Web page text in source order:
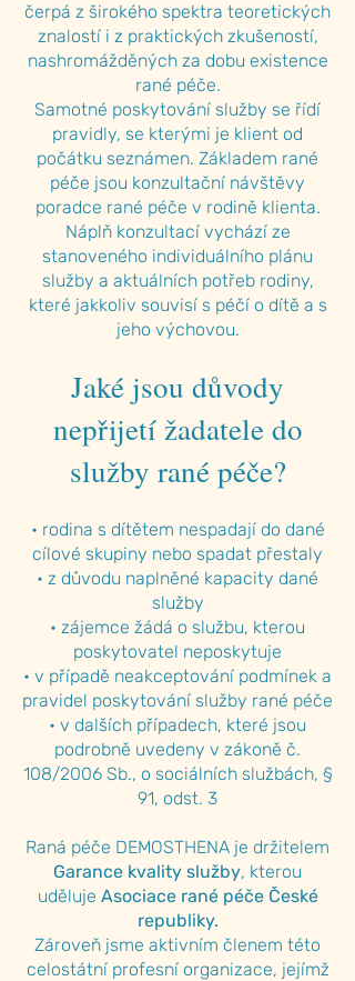
čerpá z širokého spektra teoretických
znalostí i z praktických zkušeností,
nashromážděných za dobu existence
rané péče.
Samotné poskytování služby se řídí
pravidly, se kterými je klient od
počátku seznámen. Základem rané
péče jsou konzultační návštěvy
poradce rané péče v rodině klienta.
Náplň konzultací vychází ze
stanoveného individuálního plánu
služby a aktuálních potřeb rodiny,
které jakkoliv souvisí s péčí o dítě a s
jeho výchovou.
Jaké jsou důvody
nepřijetí žadatele do
služby rané péče?
• rodina s dítětem nespadají do dané
cílové skupiny nebo spadat přestaly
• z důvodu naplněné kapacity dané
služby
• zájemce žádá o službu, kterou
poskytovatel neposkytuje
• v případě neakceptování podmínek a
pravidel poskytování služby rané péče
• v dalších případech, které jsou
podrobně uvedeny v zákoně č.
108/2006 Sb., o sociálních službách, §
91, odst. 3
Raná péče DEMOSTHENA je držitelem
Garance kvality služby, kterou
uděluje Asociace rané péče České
republiky.
Zároveň jsme aktivním členem této
celostátní profesní organizace, jejímž